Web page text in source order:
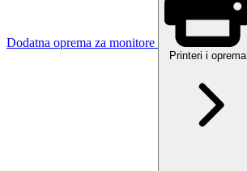
Dodatna oprema za monitore
Printeri i oprema